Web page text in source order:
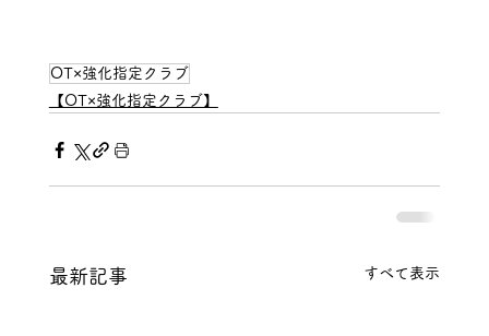
OT×強化指定クラブ
【OT×強化指定クラブ】
最新記事 すべて表示